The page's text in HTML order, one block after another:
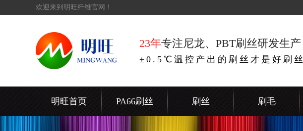
欢迎来到明旺纤维官网！
23年专注尼龙、PBT刷丝研发生产
±0.5℃温控产出的刷丝才是好刷丝
明旺首页 PA66刷丝 刷丝 刷毛